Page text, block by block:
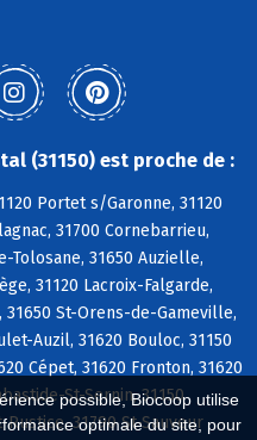
possible, Biocoop utilise
optimale du site, pour
(31150) est proche de :
Portet s/Garonne, 31120
31700 Cornebarrieu,
Tolosane, 31650 Auzielle,
31120 Lacroix-Falgarde,
31650 St-Orens-de-Gameville,
Auzil, 31620 Bouloc, 31150
Cépet, 31620 Fronton, 31620
St-Sernin, 31150
Rustice, 31790 St-Sauveur